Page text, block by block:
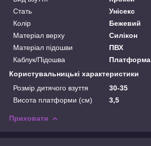
Стать
Унісекс
Колір
Бежевий
Матеріал верху
Силікон
Матеріал підошви
ПВХ
Каблук/Підошва
Платформа
Користувальницькі характеристики
Розмір дитячого взуття
30-35
Висота платформи (см)
3,5
Приховати